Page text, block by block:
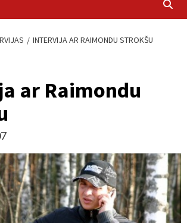
INTERVIJA AR RAIMONDU STROKŠU
ar Raimondu